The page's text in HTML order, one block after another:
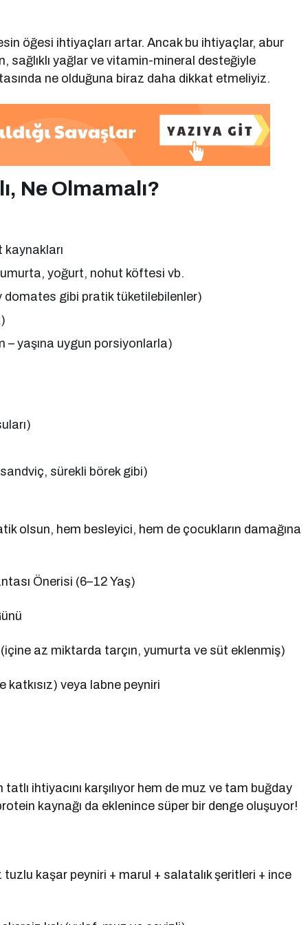
öğesi ihtiyaçları artar. Ancak bu ihtiyaçlar, abur
yağlar ve vitamin-mineral desteğiyle
ne olduğuna biraz daha dikkat etmeliyiz.
Ne Olmamalı?
yoğurt, nohut köftesi vb.
domates gibi pratik tüketilebilenler)
– yaşına uygun porsiyonlarla)
sürekli börek gibi)
olsun, hem besleyici, hem de çocukların damağına
Önerisi (6–12 Yaş)
az miktarda tarçın, yumurta ve süt eklenmiş)
katkısız) veya labne peyniri
ihtiyacını karşılıyor hem de muz ve tam buğday
kaynağı da eklenince süper bir denge oluşuyor!
kaşar peyniri + marul + salatalık şeritleri + ince